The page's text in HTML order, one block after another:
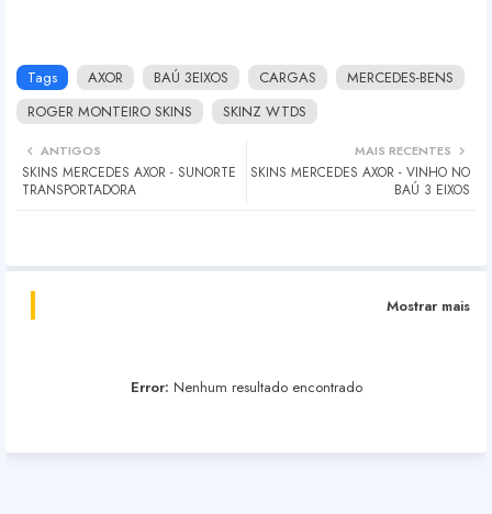
Tags AXOR BAÚ 3EIXOS CARGAS
MERCEDES-BENS
ROGER MONTEIRO SKINS
SKINZ WTDS
MAIS RECENTES
SKINS MERCEDES AXOR - VINHO NO
BAÚ 3 EIXOS
ANTIGOS
SKINS MERCEDES AXOR - SUNORTE
TRANSPORTADORA
Mostrar mais
Error: Nenhum resultado encontrado